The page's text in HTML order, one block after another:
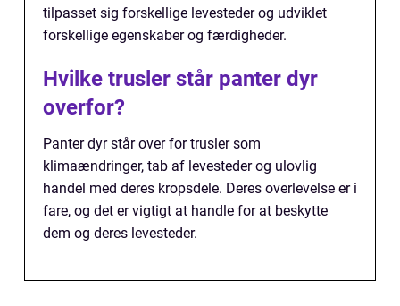
tilpasset sig forskellige levesteder og udviklet
forskellige egenskaber og færdigheder.
Hvilke trusler står panter dyr
overfor?
Panter dyr står over for trusler som
klimaændringer, tab af levesteder og ulovlig
handel med deres kropsdele. Deres overlevelse er i
fare, og det er vigtigt at handle for at beskytte
dem og deres levesteder.